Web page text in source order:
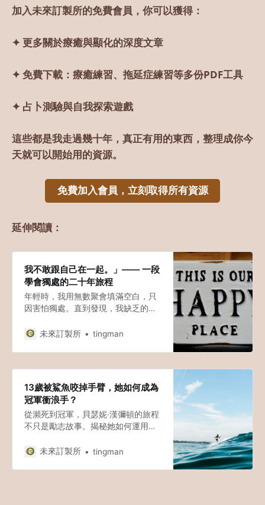
加入未來訂製所的免費會員，你可以獲得：
✦ 更多關於療癒與顯化的深度文章
✦ 免費下載：療癒練習、拖延症練習等多份PDF工具
✦ 占卜測驗與自我探索遊戲
這些都是我走過幾十年，真正有用的東西，整理成你今
天就可以開始用的資源。
免費加入會員，立刻取得所有資源
延伸閱讀：
我不敢跟自己在一起。」—— 一段
學會獨處的二十年旅程
年輕時，我用無數聚會填滿空白，只
因害怕獨處。直到發現，我缺乏的是
這篇文章記錄了我如何結合心理學家
一個人，到在獨處中獲得平靜與創意
的心路歷程。如果你也曾感到孤單，
未來訂製所 tingman
13歲被鯊魚咬掉手臂，她如何成為
冠軍衝浪手？
從瀕死到冠軍，貝瑟妮·漢彌頓的旅程
不只是勵志故事。揭秘她如何運用神
腦地圖，改寫衝浪極限。
未來訂製所 tingman